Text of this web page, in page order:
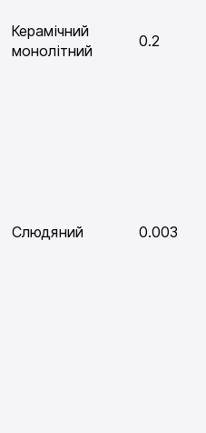
Керамічний
монолітний
0.2
Слюдяний 0.003